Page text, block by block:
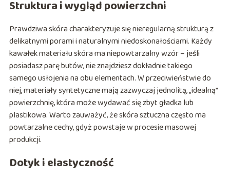
Struktura i wygląd powierzchni
Prawdziwa skóra charakteryzuje się nieregularną strukturą z
delikatnymi porami i naturalnymi niedoskonałościami. Każdy
kawałek materiału skóra ma niepowtarzalny wzór – jeśli
posiadasz parę butów, nie znajdziesz dokładnie takiego
samego usłojenia na obu elementach. W przeciwieństwie do
niej, materiały syntetyczne mają zazwyczaj jednolitą, „idealną”
powierzchnię, która może wydawać się zbyt gładka lub
plastikowa. Warto zauważyć, że skóra sztuczna często ma
powtarzalne cechy, gdyż powstaje w procesie masowej
produkcji.
Dotyk i elastyczność